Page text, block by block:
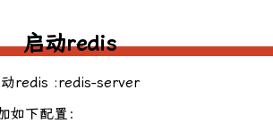
启动redis
redis :redis-server
如下配置：